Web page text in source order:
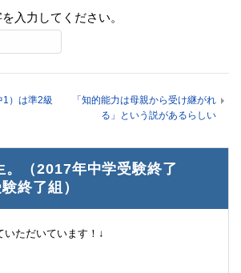
入力してください。
1）は準2級
「知的能力は母親から受け継がれ
る」という説があるらしい
。（2017年中学受験終了
終了組）
いただいています！↓